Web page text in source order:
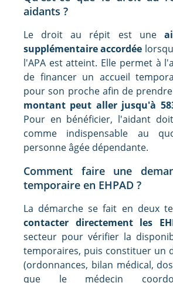
aidants ?
Le droit au répit est une
supplémentaire accordée
l'APA est atteint. Elle permet à
de financer un accueil
pour son proche afin de
montant peut aller jusqu'à
Pour en bénéficier, l'aidant
comme indispensable au
personne âgée dépendante.
Comment faire une
temporaire en EHPAD ?
La démarche se fait en deux
contacter directement les
secteur pour vérifier la
temporaires, puis constituer un
(ordonnances, bilan médical,
que le médecin